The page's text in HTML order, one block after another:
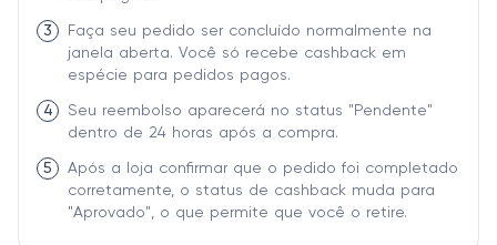
3
Faça seu pedido ser concluído normalmente na
janela aberta. Você só recebe cashback em
espécie para pedidos pagos.
4
Seu reembolso aparecerá no status "Pendente"
dentro de 24 horas após a compra.
5
Após a loja confirmar que o pedido foi completado
corretamente, o status de cashback muda para
"Aprovado", o que permite que você o retire.